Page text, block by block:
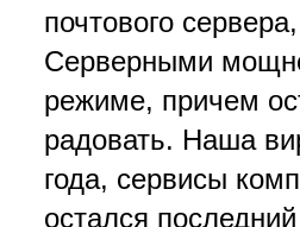
почтового
Серверными
режиме, причем
радовать. Наша
года, сервисы
остался